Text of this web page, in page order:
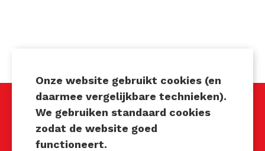
Techniek Tastbaar
Onze website gebruikt cookies (en
daarmee vergelijkbare technieken).
We gebruiken standaard cookies
zodat de website goed
functioneert.